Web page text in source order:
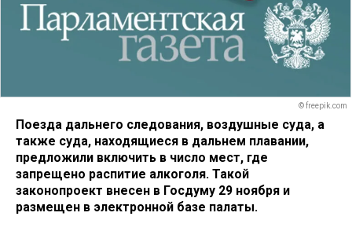
© freepik.com
Поезда дальнего следования, воздушные суда, а
также суда, находящиеся в дальнем плавании,
предложили включить в число мест, где
запрещено распитие алкоголя. Такой
законопроект внесен в Госдуму 29 ноября и
размещен в электронной базе палаты.